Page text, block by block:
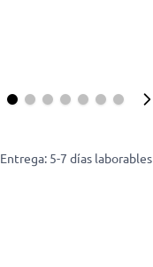
Entrega: 5-7 días laborables